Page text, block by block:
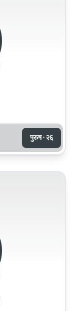
पुरुष · २६